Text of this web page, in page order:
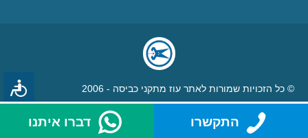
© כל הזכויות שמורות לאתר עוז מתקני כביסה - 2006
התקשרו דברו איתנו